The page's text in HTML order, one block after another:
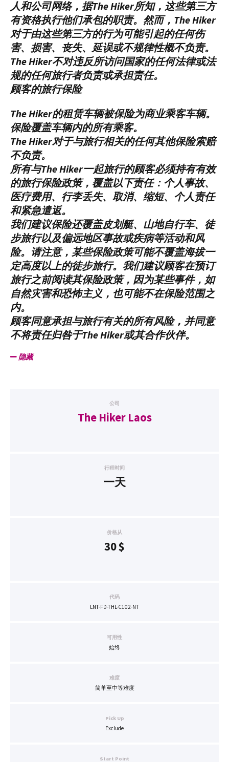
人和公司网络，据The Hiker所知，这些第三方
有资格执行他们承包的职责。然而，The Hiker
对于由这些第三方的行为可能引起的任何伤
害、损害、丧失、延误或不规律性概不负责。
The Hiker不对违反所访问国家的任何法律或法
规的任何旅行者负责或承担责任。
顾客的旅行保险
The Hiker的租赁车辆被保险为商业乘客车辆。
保险覆盖车辆内的所有乘客。
The Hiker对于与旅行相关的任何其他保险索赔
不负责。
所有与The Hiker一起旅行的顾客必须持有有效
的旅行保险政策，覆盖以下责任：个人事故、
医疗费用、行李丢失、取消、缩短、个人责任
和紧急遣返。
我们建议保险还覆盖皮划艇、山地自行车、徒
步旅行以及偏远地区事故或疾病等活动和风
险。请注意，某些保险政策可能不覆盖海拔一
定高度以上的徒步旅行。我们建议顾客在预订
旅行之前阅读其保险政策，因为某些事件，如
自然灾害和恐怖主义，也可能不在保险范围之
内。
顾客同意承担与旅行有关的所有风险，并同意
不将责任归咎于The Hiker或其合作伙伴。
隐藏
公司
The Hiker Laos
行程时间
一天
价格从
30$
代码
LNT-FD-THL-C102-NT
可用性
始终
难度
简单至中等难度
Pick Up
Exclude
Start Point